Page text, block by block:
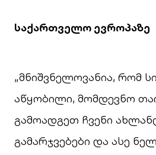
საქართველო ევროპაზე
„მნიშვნელოვანია, რომ
აწყობილი, მომდევნო
გამოადგეთ ჩვენი
გამარჯვებები და ასე